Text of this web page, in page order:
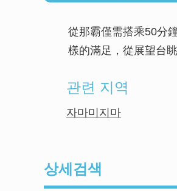
從那霸僅需搭乘50分
樣的滿足，從展望台
관련 지역
자마미지마
상세검색